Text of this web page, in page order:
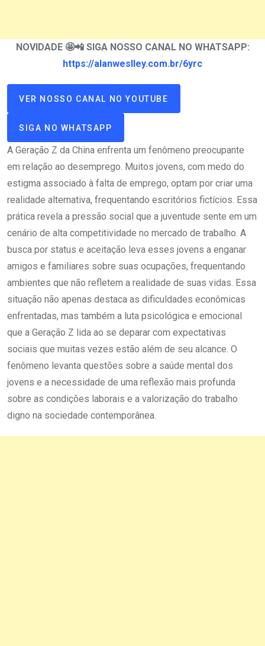
NOVIDADE 🤩📲 SIGA NOSSO CANAL NO WHATSAPP:
https://alanweslley.com.br/6yrc
VER NOSSO CANAL NO YOUTUBE
SIGA NO WHATSAPP
A Geração Z da China enfrenta um fenômeno preocupante
em relação ao desemprego. Muitos jovens, com medo do
estigma associado à falta de emprego, optam por criar uma
realidade alternativa, frequentando escritórios fictícios. Essa
prática revela a pressão social que a juventude sente em um
cenário de alta competitividade no mercado de trabalho. A
busca por status e aceitação leva esses jovens a enganar
amigos e familiares sobre suas ocupações, frequentando
ambientes que não refletem a realidade de suas vidas. Essa
situação não apenas destaca as dificuldades econômicas
enfrentadas, mas também a luta psicológica e emocional
que a Geração Z lida ao se deparar com expectativas
sociais que muitas vezes estão além de seu alcance. O
fenômeno levanta questões sobre a saúde mental dos
jovens e a necessidade de uma reflexão mais profunda
sobre as condições laborais e a valorização do trabalho
digno na sociedade contemporânea.